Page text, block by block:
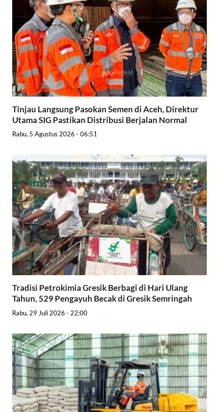
Tinjau Langsung Pasokan Semen di Aceh, Direktur
Utama SIG Pastikan Distribusi Berjalan Normal
Rabu, 5 Agustus 2026 - 06:51
Tradisi Petrokimia Gresik Berbagi di Hari Ulang
Tahun, 529 Pengayuh Becak di Gresik Semringah
Rabu, 29 Juli 2026 - 22:00